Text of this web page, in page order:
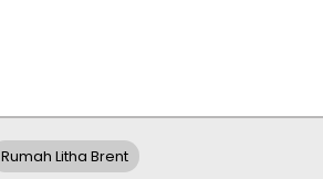
Rumah Litha Brent